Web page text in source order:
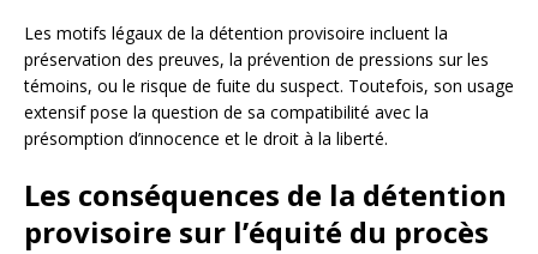
Les motifs légaux de la détention provisoire incluent la
préservation des preuves, la prévention de pressions sur les
témoins, ou le risque de fuite du suspect. Toutefois, son usage
extensif pose la question de sa compatibilité avec la
présomption d’innocence et le droit à la liberté.
Les conséquences de la détention
provisoire sur l’équité du procès